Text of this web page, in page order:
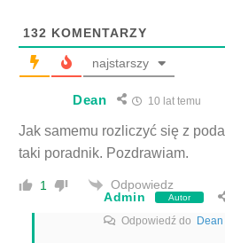
132 KOMENTARZY
najstarszy
Dean 10 lat temu
Jak samemu rozliczyć się z
taki poradnik. Pozdrawiam.
1
Odpowiedz
Admin
Autor
Odpowiedź do Dean